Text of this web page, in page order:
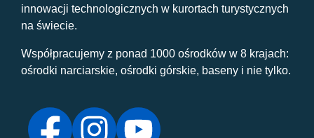
innowacji technologicznych w kurortach turystycznych
na świecie.
Współpracujemy z ponad 1000 ośrodków w 8 krajach:
ośrodki narciarskie, ośrodki górskie, baseny i nie tylko.